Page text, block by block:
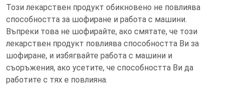
Този лекарствен продукт обикновено не повлиява
способността за шофиране и работа с машини.
Въпреки това не шофирайте, ако смятате, че този
лекарствен продукт повлиява способността Ви за
шофиране, и избягвайте работа с машини и
съоръжения, ако усетите, че способността Ви да
работите с тях е повлияна.